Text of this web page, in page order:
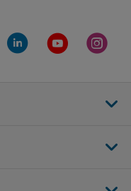
Facebook de Allianz
sur la page Twitter de
Aller sur la page
Aller sur la
Aller